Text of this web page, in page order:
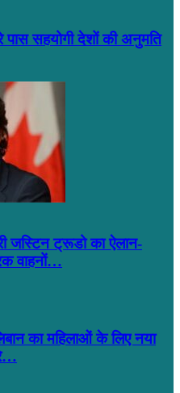
पास सहयोगी देशों की अनुमति
जस्टिन ट्रूडो का ऐलान-
वाहनों…
का महिलाओं के लिए नया